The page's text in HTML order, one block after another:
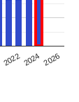
2022 2024 2026